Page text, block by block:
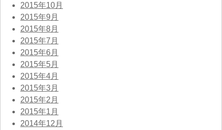
2015年10月
2015年9月
2015年8月
2015年7月
2015年6月
2015年5月
2015年4月
2015年3月
2015年2月
2015年1月
2014年12月